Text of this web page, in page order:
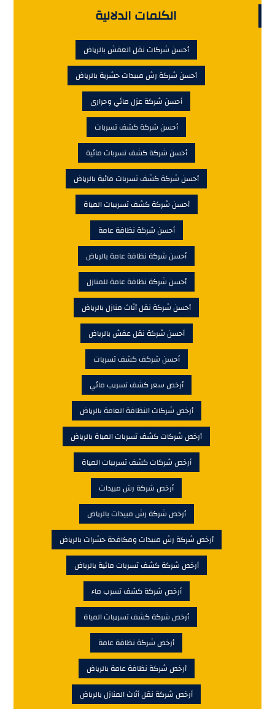
الكلمات الدلالية
أحسن شركات نقل العفش بالرياض
أحسن شركة رش مبيدات حشرية بالرياض
أحسن شركة عزل مائي وحرارى
أحسن شركة كشف تسربات
أحسن شركة كشف تسربات مائية
أحسن شركة كشف تسربات مائية بالرياض
أحسن شركة كشف تسريبات المياة
أحسن شركة نظافة عامة
أحسن شركة نظافة عامة بالرياض
أحسن شركة نظافة عامة للمنازل
أحسن شركة نقل أثاث منازل بالرياض
أحسن شركة نقل عفش بالرياض
أحسن شركف كشف تسربات
أرخص سعر كشف تسريب مائي
أرخص شركات النظافة العامة بالرياض
أرخص شركات كشف تسربات المياة بالرياض
أرخص شركات كشف تسريبات المياة
أرخص شركة رش مبيدات
أرخص شركة رش مبيدات بالرياض
أرخص شركة رش مبيدات ومكافحة حشرات بالرياض
أرخص شركة كشف تسربات مائية بالرياض
أرخص شركة كشف تسرب ماء
أرخص شركة كشف تسريبات المياة
أرخص شركة نظافة عامة
أرخص شركة نظافة عامة بالرياض
أرخص شركة نقل أثاث المنازل بالرياض